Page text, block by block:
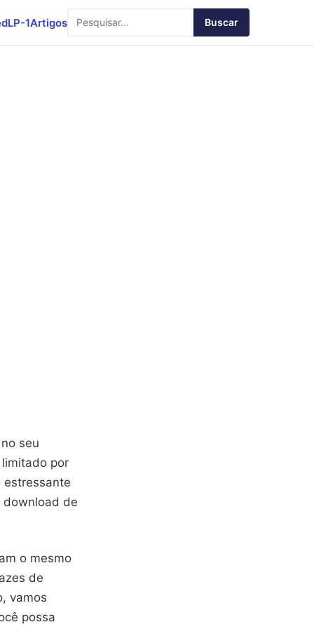
LP-1Artigos Buscar
seu
por
estressante
download de
o mesmo
de
vamos
possa